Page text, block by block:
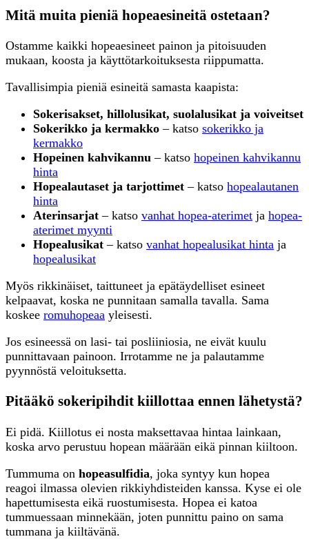
Mitä muita pieniä hopeaesineitä ostetaan?
Ostamme kaikki hopeaesineet painon ja pitoisuuden
mukaan, koosta ja käyttötarkoituksesta riippumatta.
Tavallisimpia pieniä esineitä samasta kaapista:
Sokerisakset, hillolusikat, suolalusikat ja voiveitset
Sokerikko ja kermakko – katso sokerikko ja
kermakko
Hopeinen kahvikannu – katso hopeinen kahvikannu
hinta
Hopealautaset ja tarjottimet – katso hopealautanen
hinta
Aterinsarjat – katso vanhat hopea-aterimet ja hopea-
aterimet myynti
Hopealusikat – katso vanhat hopealusikat hinta ja
hopealusikat
Myös rikkinäiset, taittuneet ja epätäydelliset esineet
kelpaavat, koska ne punnitaan samalla tavalla. Sama
koskee romuhopeaa yleisesti.
Jos esineessä on lasi- tai posliiniosia, ne eivät kuulu
punnittavaan painoon. Irrotamme ne ja palautamme
pyynnöstä veloituksetta.
Pitääkö sokeripihdit kiillottaa ennen lähetystä?
Ei pidä. Kiillotus ei nosta maksettavaa hintaa lainkaan,
koska arvo perustuu hopean määrään eikä pinnan kiiltoon.
Tummuma on hopeasulfidia, joka syntyy kun hopea
reagoi ilmassa olevien rikkiyhdisteiden kanssa. Kyse ei ole
hapettumisesta eikä ruostumisesta. Hopea ei katoa
tummuessaan minnekään, joten punnittu paino on sama
tummana ja kiiltävänä.